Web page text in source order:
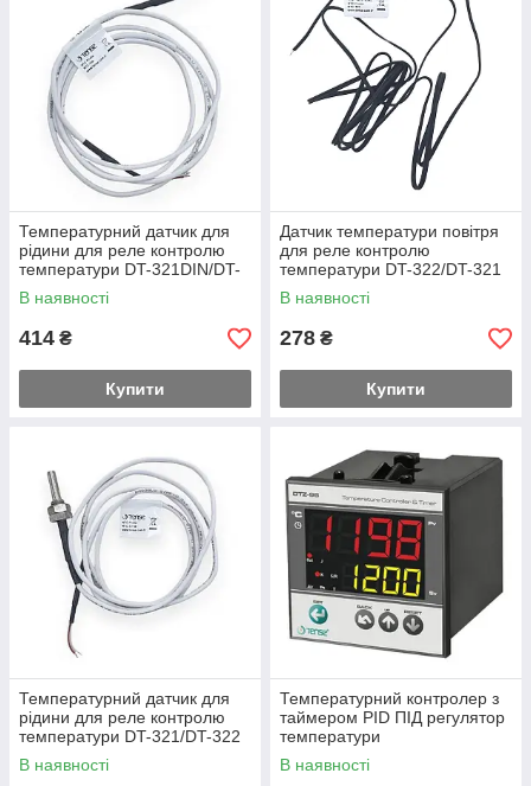
Температурний датчик для
рідини для реле контролю
температури DT-321DIN/DT-
322
В наявності
414 ₴
Купити
Датчик температури повітря
для реле контролю
температури DT-322/DT-321
В наявності
278 ₴
Купити
Температурний датчик для
рідини для реле контролю
температури DT-321/DT-322
В наявності
Температурний контролер з
таймером PID ПІД регулятор
температури
В наявності